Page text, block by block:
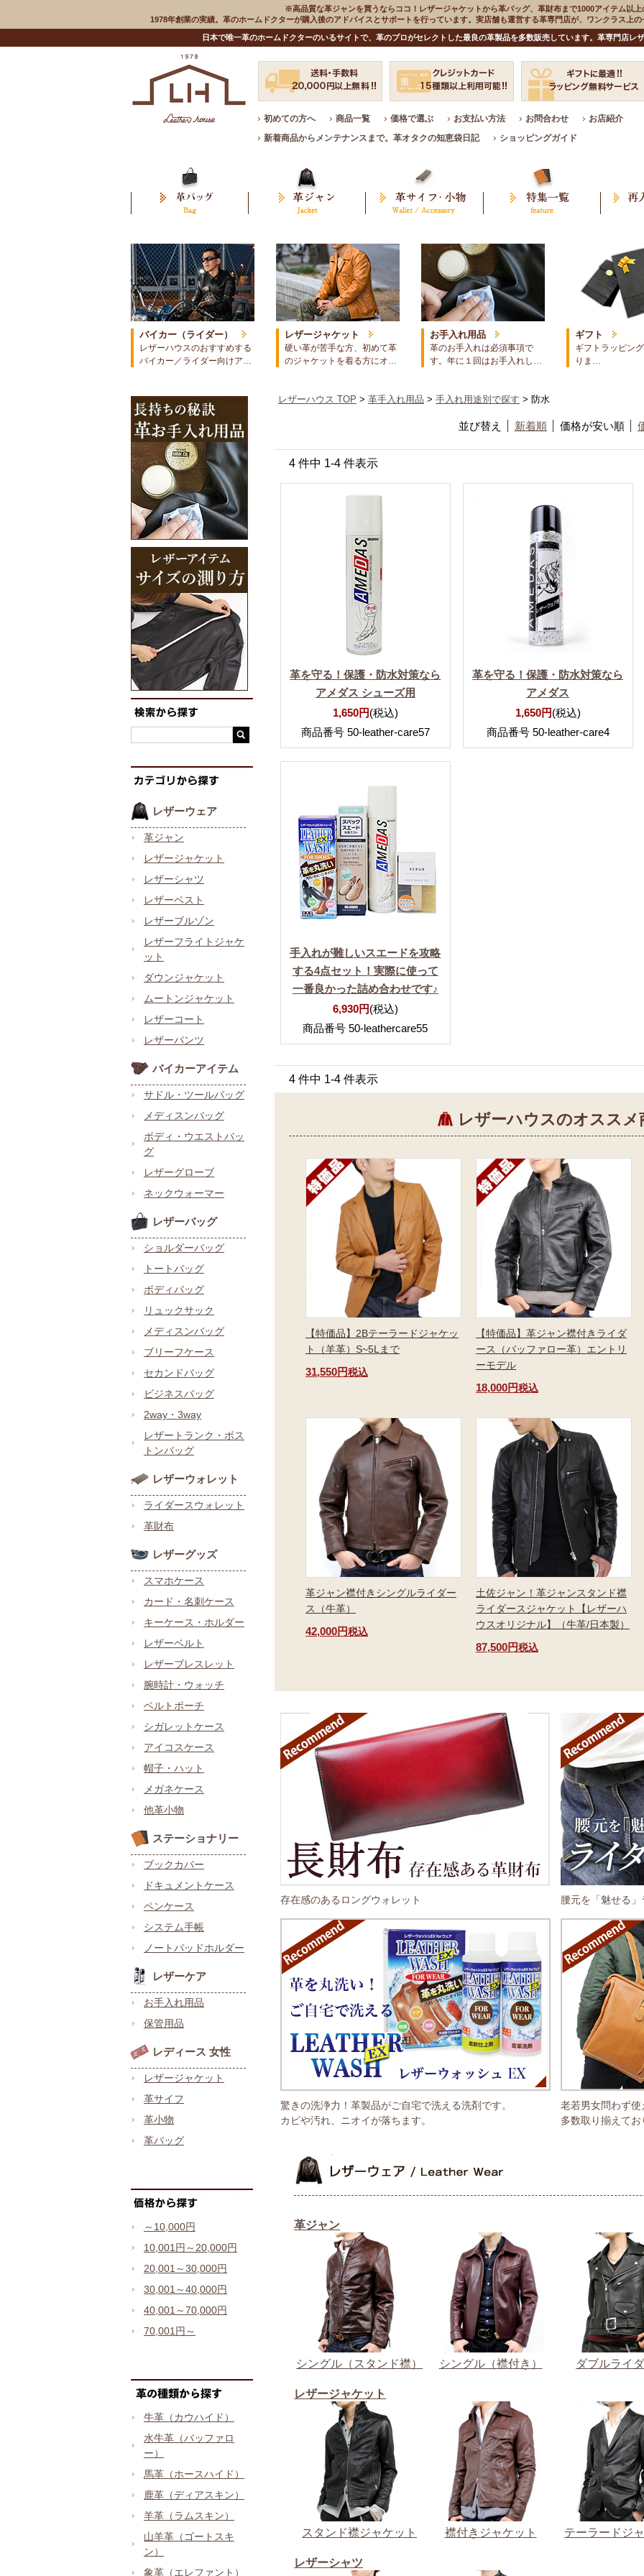
※高品質な革ジャンを買うならココ！レザージャケットから革バッグ、革財布まで1000アイテム以上
1978年創業の実績。革のホームドクターが購入後のアドバイスとサポートを行っています。実店舗も運営する革専門店が、ワンクラス上
日本で唯一革のホームドクターのいるサイトで、革のプロがセレクトした最良の革製品を多数販売しています。革専門店レ
初めての方へ 商品一覧 価格で選ぶ お支払い方法 お問合わせ
お店紹介
新着商品からメンテナンスまで。革オタクの知恵袋日記
ショッピングガイド
バイカー（ライダー）
レザーハウスのおすすめする
バイカー／ライダー向けア…
レザージャケット
硬い革が苦手な方、初めて革
のジャケットを着る方にオ…
お手入れ用品
革のお手入れは必須事項で
す。年に１回はお手入れし…
ギフト
ギフトラッピン
りま…
レザーウェア
革ジャン
レザージャケット
レザーシャツ
レザーベスト
レザーブルゾン
レザーフライトジャケ
ット
ダウンジャケット
ムートンジャケット
レザーコート
レザーパンツ
バイカーアイテム
サドル・ツールバッグ
メディスンバッグ
ボディ・ウエストバッ
グ
レザーグローブ
ネックウォーマー
レザーバッグ
ショルダーバッグ
トートバッグ
ボディバッグ
リュックサック
メディスンバッグ
ブリーフケース
セカンドバッグ
ビジネスバッグ
2way・3way
レザートランク・ボス
トンバッグ
レザーウォレット
ライダースウォレット
革財布
レザーグッズ
スマホケース
カード・名刺ケース
キーケース・ホルダー
レザーベルト
レザーブレスレット
腕時計・ウォッチ
ベルトポーチ
シガレットケース
アイコスケース
帽子・ハット
メガネケース
他革小物
ステーショナリー
ブックカバー
ドキュメントケース
ペンケース
システム手帳
ノートパッドホルダー
レザーケア
お手入れ用品
保管用品
レディース 女性
レザージャケット
革サイフ
革小物
革バッグ
～10,000円
10,001円～20,000円
20,001～30,000円
30,001～40,000円
40,001～70,000円
70,001円～
牛革（カウハイド）
水牛革（バッファロ
ー）
馬革（ホースハイド）
鹿革（ディアスキン）
羊革（ラムスキン）
山羊革（ゴートスキ
ン）
象革（エレファント）
レザーハウス TOP > 革手入れ用品 > 手入れ用途別で探す > 防水
並び替え 新着順 価格が安い順
4 件中 1-4 件表示
革を守る！保護・防水対策なら
アメダス シューズ用
1,650円(税込)
商品番号 50-leather-care57
革を守る！保護・防水対策なら
アメダス
1,650円(税込)
商品番号 50-leather-care4
手入れが難しいスエードを攻略
する4点セット！実際に使って
一番良かった詰め合わせです♪
6,930円(税込)
商品番号 50-leathercare55
4 件中 1-4 件表示
レザーハウスのオススメ
【特価品】2Bテーラードジャケッ
ト（羊革）S~5Lまで
31,550円税込
【特価品】革ジャン襟付きライダ
ース（バッファロー革）エントリ
ーモデル
18,000円税込
革ジャン襟付きシングルライダー
ス（牛革）
42,000円税込
土佐ジャン！革ジャンスタンド襟
ライダースジャケット【レザーハ
ウスオリジナル】（牛革/日本製）
87,500円税込
存在感のあるロングウォレット 腰元を「魅せる
驚きの洗浄力！革製品がご自宅で洗える洗剤です。
カビや汚れ、ニオイが落ちます。
老若男女問わず
多数取り揃えてお